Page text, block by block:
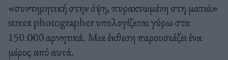
«συντηρητική στην όψη, πυρακτωμένη στη ματιά»
street photographer υπολογίζεται γύρω στα
150.000 αρνητικά. Μια έκθεση παρουσιάζει ένα
μέρος από αυτά.